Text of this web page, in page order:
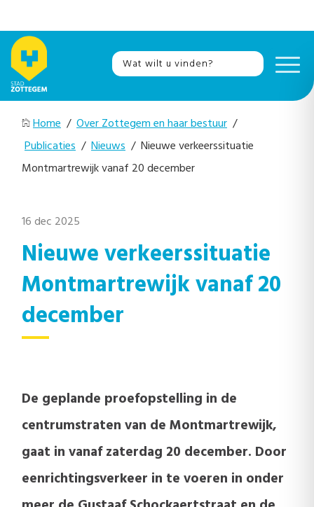
Home / Over Zottegem en haar bestuur /
Publicaties / Nieuws / Nieuwe verkeerssituatie
Montmartrewijk vanaf 20 december
16 dec 2025
Nieuwe verkeerssituatie
Montmartrewijk vanaf 20
december
De geplande proefopstelling in de
centrumstraten van de Montmartrewijk,
gaat in vanaf zaterdag 20 december. Door
eenrichtingsverkeer in te voeren in onder